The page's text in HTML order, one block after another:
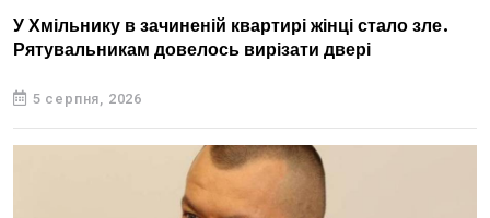
У Хмільнику в зачиненій квартирі жінці стало зле.
Рятувальникам довелось вирізати двері
5 серпня, 2026